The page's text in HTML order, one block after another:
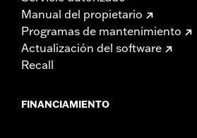
Manual del propietario
Programas de mantenimiento
Actualización del software
Recall
FINANCIAMIENTO